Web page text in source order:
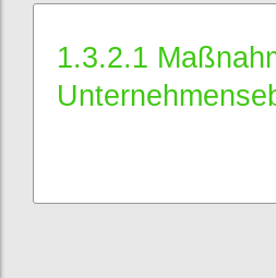
1.3.2.1